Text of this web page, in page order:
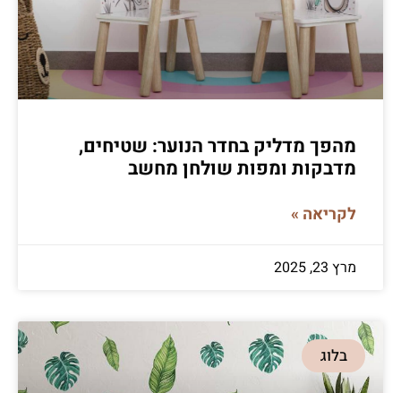
מהפך מדליק בחדר הנוער: שטיחים,
מדבקות ומפות שולחן מחשב
לקריאה »
מרץ 23, 2025
בלוג